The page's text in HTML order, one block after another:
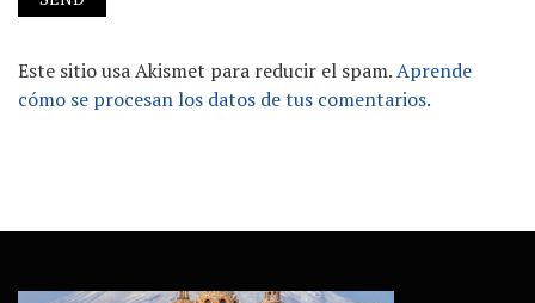
Este sitio usa Akismet para reducir el spam.Aprende
cómo se procesan los datos de tus comentarios.